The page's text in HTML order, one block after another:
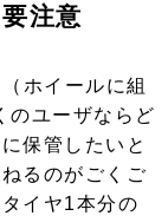
注意
ホイールに組
のユーザならど
保管したいと
るのがごくご
イヤ1本分の